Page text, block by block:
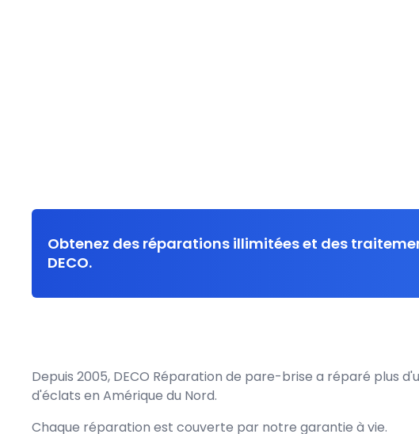
Obtenez des réparations illimitées et des
DECO.
Depuis 2005, DECO Réparation de pare-brise a réparé plus
d'éclats en Amérique du Nord.
Chaque réparation est couverte par notre garantie à vie.